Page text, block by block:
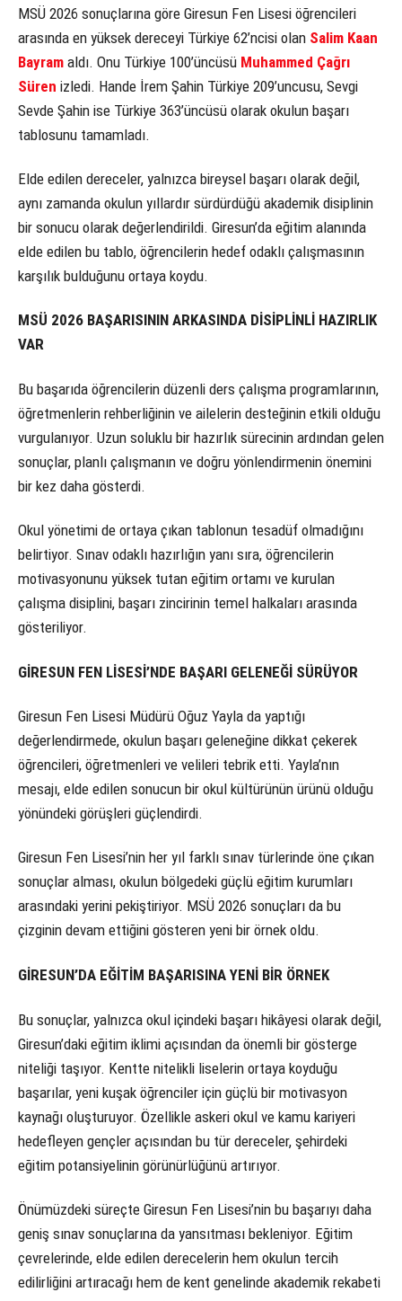
MSÜ 2026 sonuçlarına göre Giresun Fen Lisesi öğrencileri
arasında en yüksek dereceyi Türkiye 62’ncisi olan Salim Kaan
Bayram aldı. Onu Türkiye 100’üncüsü Muhammed Çağrı
Süren izledi. Hande İrem Şahin Türkiye 209’uncusu, Sevgi
Sevde Şahin ise Türkiye 363’üncüsü olarak okulun başarı
tablosunu tamamladı.
Elde edilen dereceler, yalnızca bireysel başarı olarak değil,
aynı zamanda okulun yıllardır sürdürdüğü akademik disiplinin
bir sonucu olarak değerlendirildi. Giresun’da eğitim alanında
elde edilen bu tablo, öğrencilerin hedef odaklı çalışmasının
karşılık bulduğunu ortaya koydu.
MSÜ 2026 BAŞARISININ ARKASINDA DİSİPLİNLİ HAZIRLIK
VAR
Bu başarıda öğrencilerin düzenli ders çalışma programlarının,
öğretmenlerin rehberliğinin ve ailelerin desteğinin etkili olduğu
vurgulanıyor. Uzun soluklu bir hazırlık sürecinin ardından gelen
sonuçlar, planlı çalışmanın ve doğru yönlendirmenin önemini
bir kez daha gösterdi.
Okul yönetimi de ortaya çıkan tablonun tesadüf olmadığını
belirtiyor. Sınav odaklı hazırlığın yanı sıra, öğrencilerin
motivasyonunu yüksek tutan eğitim ortamı ve kurulan
çalışma disiplini, başarı zincirinin temel halkaları arasında
gösteriliyor.
GİRESUN FEN LİSESİ’NDE BAŞARI GELENEĞİ SÜRÜYOR
Giresun Fen Lisesi Müdürü Oğuz Yayla da yaptığı
değerlendirmede, okulun başarı geleneğine dikkat çekerek
öğrencileri, öğretmenleri ve velileri tebrik etti. Yayla’nın
mesajı, elde edilen sonucun bir okul kültürünün ürünü olduğu
yönündeki görüşleri güçlendirdi.
Giresun Fen Lisesi’nin her yıl farklı sınav türlerinde öne çıkan
sonuçlar alması, okulun bölgedeki güçlü eğitim kurumları
arasındaki yerini pekiştiriyor. MSÜ 2026 sonuçları da bu
çizginin devam ettiğini gösteren yeni bir örnek oldu.
GİRESUN’DA EĞİTİM BAŞARISINA YENİ BİR ÖRNEK
Bu sonuçlar, yalnızca okul içindeki başarı hikâyesi olarak değil,
Giresun’daki eğitim iklimi açısından da önemli bir gösterge
niteliği taşıyor. Kentte nitelikli liselerin ortaya koyduğu
başarılar, yeni kuşak öğrenciler için güçlü bir motivasyon
kaynağı oluşturuyor. Özellikle askeri okul ve kamu kariyeri
hedefleyen gençler açısından bu tür dereceler, şehirdeki
eğitim potansiyelinin görünürlüğünü artırıyor.
Önümüzdeki süreçte Giresun Fen Lisesi’nin bu başarıyı daha
geniş sınav sonuçlarına da yansıtması bekleniyor. Eğitim
çevrelerinde, elde edilen derecelerin hem okulun tercih
edilirliğini artıracağı hem de kent genelinde akademik rekabeti